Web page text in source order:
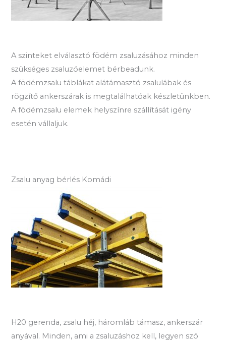
A szinteket elválasztó födém zsaluzásához minden
szükséges zsaluzóelemet bérbeadunk.
A födémzsalu táblákat alátámasztó zsalulábak és
rögzítő ankerszárak is megtalálhatóak készletünkben.
A födémzsalu elemek helyszínre szállítását igény
esetén vállaljuk.
Zsalu anyag bérlés Komádi
H20 gerenda, zsalu héj, háromláb támasz, ankerszár
anyával. Minden, ami a zsaluzáshoz kell, legyen szó